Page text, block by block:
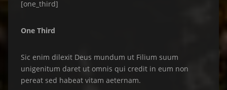
[one_third]
One Third
Sic enim dilexit Deus mundum ut Filium suum
unigenitum daret ut omnis qui credit in eum non
pereat sed habeat vitam aeternam.